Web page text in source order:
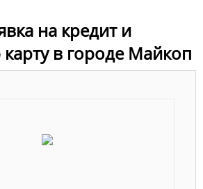
на кредит и
в городе Майкоп